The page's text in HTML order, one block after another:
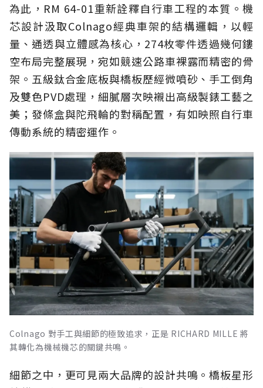
為此，RM 64-01重新詮釋自行車工程的本質。機
芯設計汲取Colnago經典車架的結構邏輯，以輕
量、通透與立體感為核心，274枚零件透過幾何鏤
空布局完整展現，宛如競速公路車裸露而精密的骨
架。五級鈦合金底板與橋板歷經微噴砂、手工倒角
及雙色PVD處理，細膩層次映襯出高級製錶工藝之
美；發條盒與陀飛輪的對稱配置，有如映照自行車
傳動系統的精密運作。
Colnago 對手工與細節的極致追求，正是 RICHARD MILLE 將
其轉化為機械機芯的關鍵共鳴。
細節之中，更可見兩大品牌的設計共鳴。橋板星形